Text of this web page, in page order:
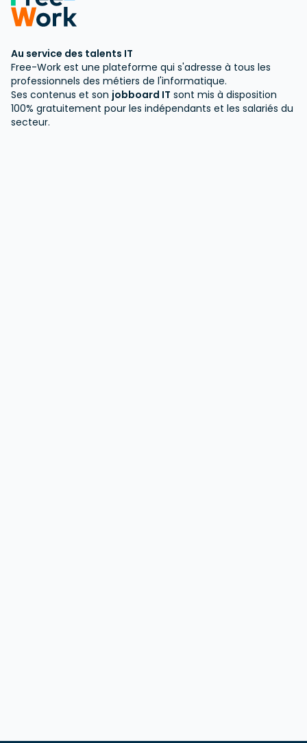
Au service des talents IT
Free-Work est une plateforme qui s'adresse à tous les
professionnels des métiers de l'informatique.
Ses contenus et son jobboard IT sont mis à disposition
100% gratuitement pour les indépendants et les salariés du
secteur.